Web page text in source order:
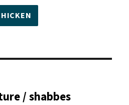
/ shabbes